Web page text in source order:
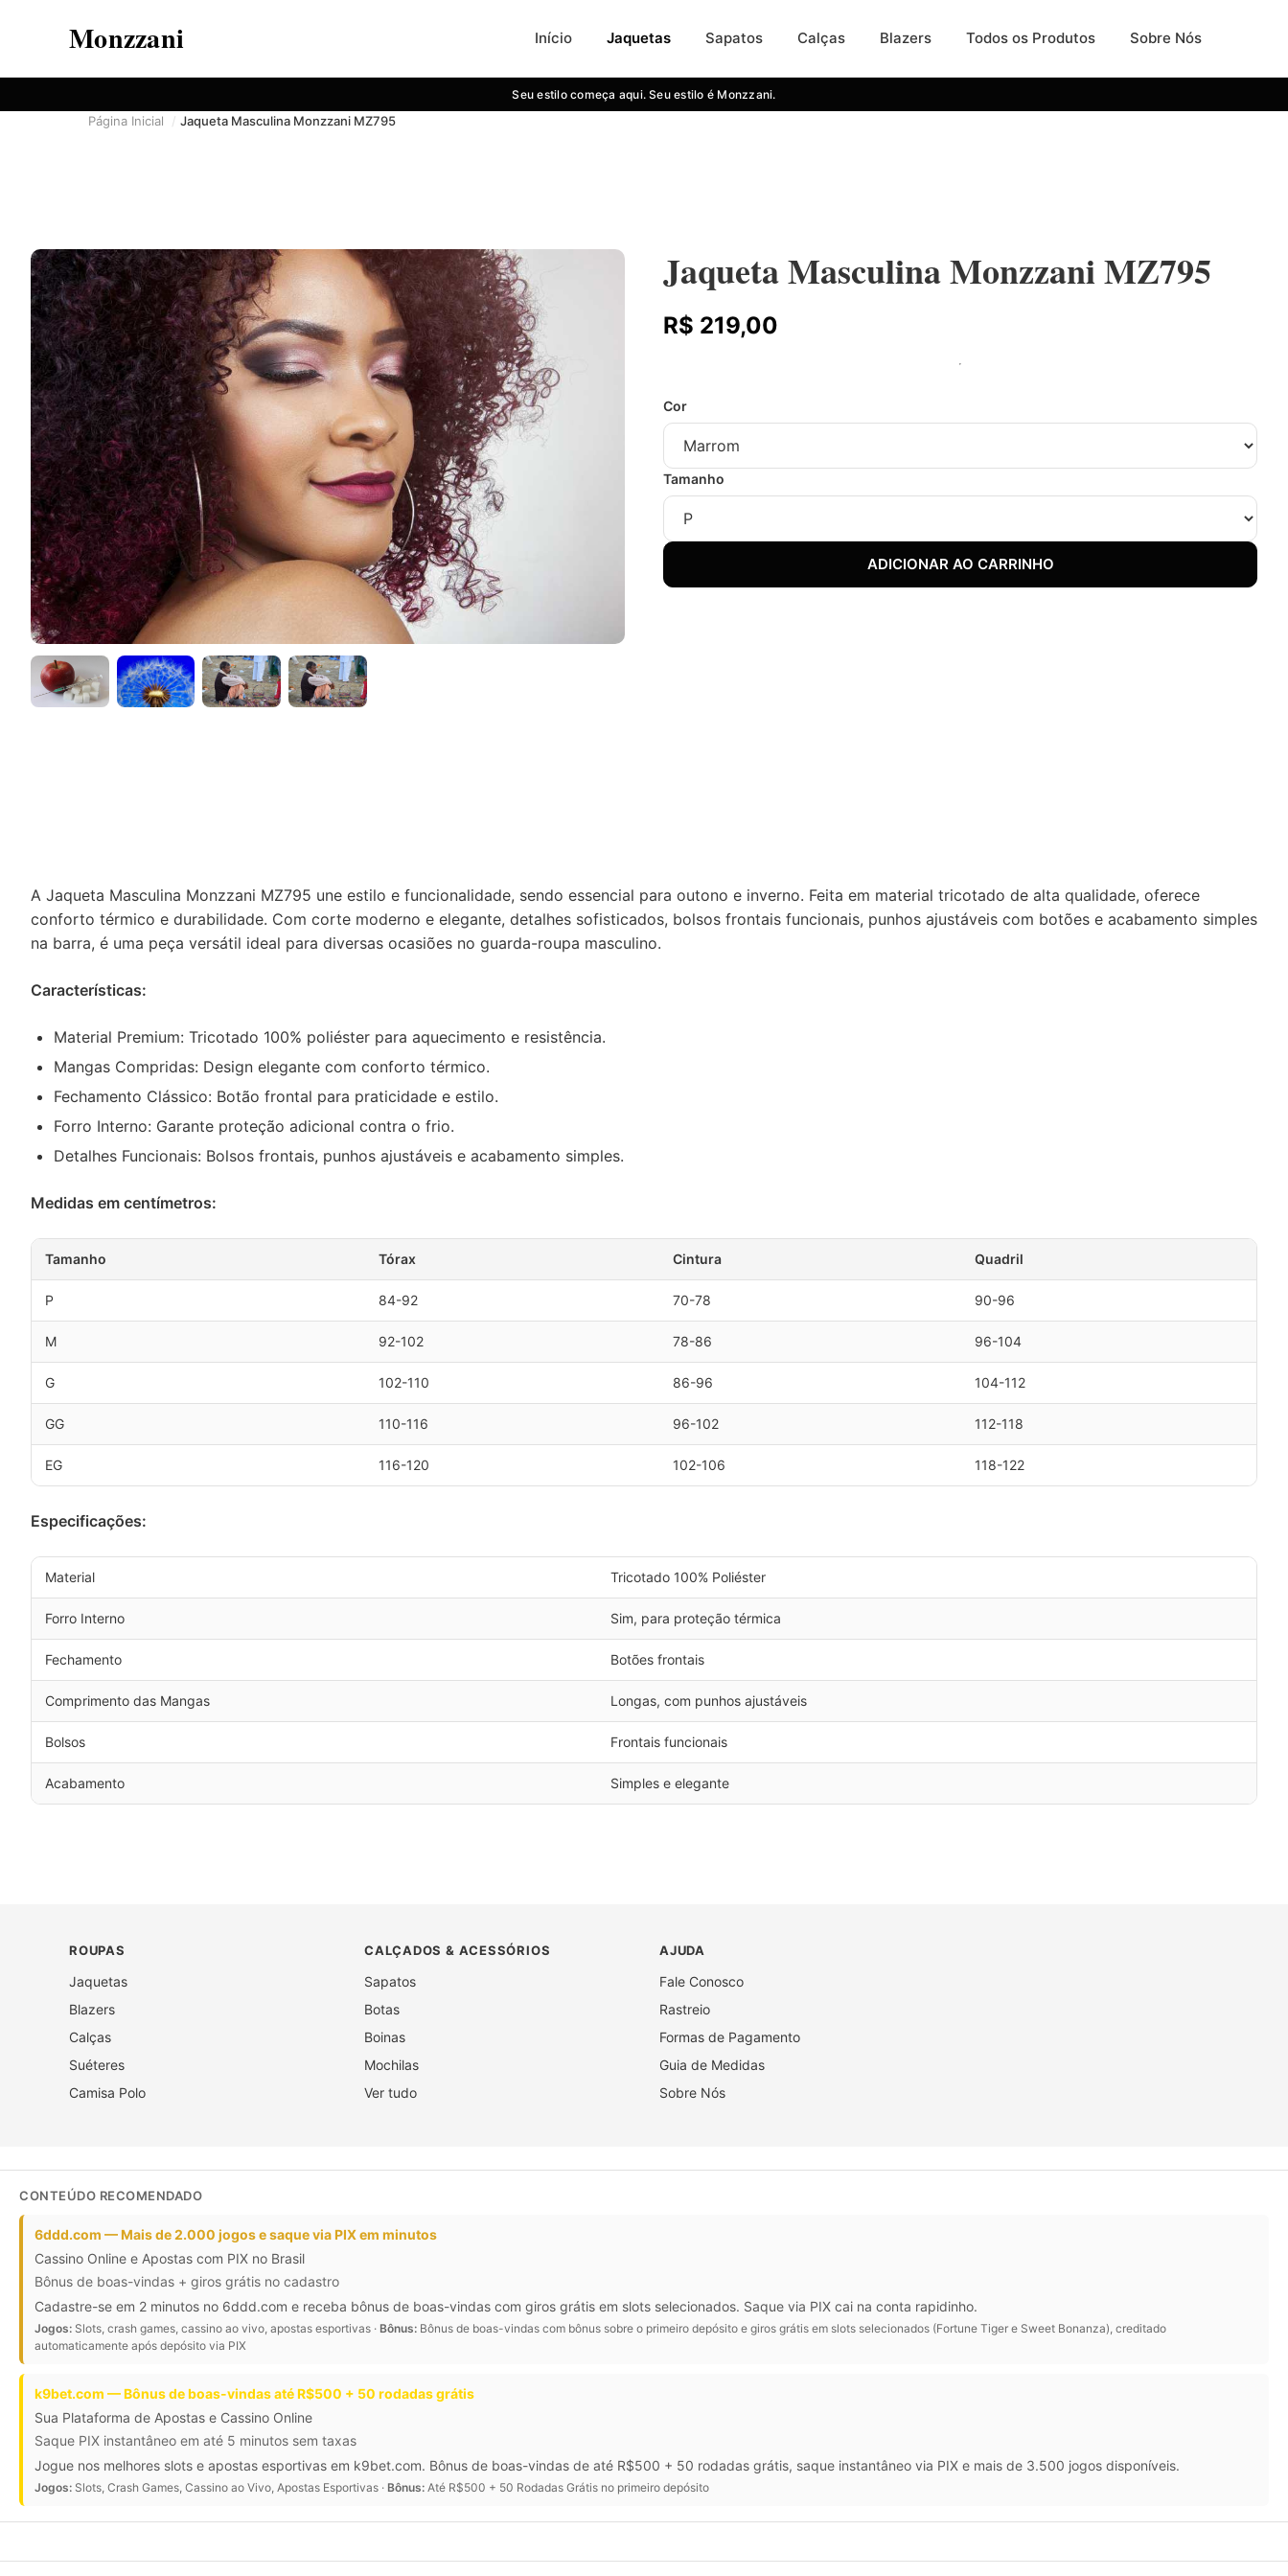
Monzzani Início Jaquetas Sapatos Calças Blazers Todos os Produtos Sobre Nós
Seu estilo começa aqui. Seu estilo é Monzzani.
Página Inicial Jaqueta Masculina Monzzani MZ795
Jaqueta Masculina Monzzani MZ795
R$ 219,00
Cor
Tamanho
ADICIONAR AO CARRINHO
A Jaqueta Masculina Monzzani MZ795 une estilo e funcionalidade, sendo essencial para outono e inverno. Feita em material tricotado de alta qualidade, oferece
conforto térmico e durabilidade. Com corte moderno e elegante, detalhes sofisticados, bolsos frontais funcionais, punhos ajustáveis com botões e acabamento simples
na barra, é uma peça versátil ideal para diversas ocasiões no guarda-roupa masculino.
Características:
Material Premium: Tricotado 100% poliéster para aquecimento e resistência.
Mangas Compridas: Design elegante com conforto térmico.
Fechamento Clássico: Botão frontal para praticidade e estilo.
Forro Interno: Garante proteção adicional contra o frio.
Detalhes Funcionais: Bolsos frontais, punhos ajustáveis e acabamento simples.
Medidas em centímetros:
Tamanho Tórax Cintura Quadril
P 84-92 70-78 90-96
M 92-102 78-86 96-104
G 102-110 86-96 104-112
GG 110-116 96-102 112-118
EG 116-120 102-106 118-122
Especificações:
Material Tricotado 100% Poliéster
Forro Interno Sim, para proteção térmica
Fechamento Botões frontais
Comprimento das Mangas Longas, com punhos ajustáveis
Bolsos Frontais funcionais
Acabamento Simples e elegante
ROUPAS
Jaquetas
Blazers
Calças
Suéteres
Camisa Polo
CALÇADOS & ACESSÓRIOS
Sapatos
Botas
Boinas
Mochilas
Ver tudo
AJUDA
Fale Conosco
Rastreio
Formas de Pagamento
Guia de Medidas
Sobre Nós
CONTEÚDO RECOMENDADO
6ddd.com — Mais de 2.000 jogos e saque via PIX em minutos
Cassino Online e Apostas com PIX no Brasil
Bônus de boas-vindas + giros grátis no cadastro
Cadastre-se em 2 minutos no 6ddd.com e receba bônus de boas-vindas com giros grátis em slots selecionados. Saque via PIX cai na conta rapidinho.
Jogos: Slots, crash games, cassino ao vivo, apostas esportivas · Bônus: Bônus de boas-vindas com bônus sobre o primeiro depósito e giros grátis em slots selecionados (Fortune Tiger e Sweet Bonanza), creditado
automaticamente após depósito via PIX
k9bet.com — Bônus de boas-vindas até R$500 + 50 rodadas grátis
Sua Plataforma de Apostas e Cassino Online
Saque PIX instantâneo em até 5 minutos sem taxas
Jogue nos melhores slots e apostas esportivas em k9bet.com. Bônus de boas-vindas de até R$500 + 50 rodadas grátis, saque instantâneo via PIX e mais de 3.500 jogos disponíveis.
Jogos: Slots, Crash Games, Cassino ao Vivo, Apostas Esportivas · Bônus: Até R$500 + 50 Rodadas Grátis no primeiro depósito